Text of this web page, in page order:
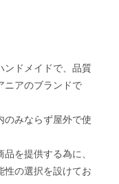
ンドメイドで、品質
ニアのブランドで
のみならず屋外で使
を提供する為に、
性の選択を設けてお